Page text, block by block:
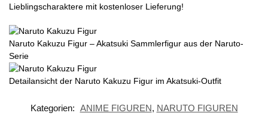
Lieblingscharaktere mit kostenloser Lieferung!
Naruto Kakuzu Figur – Akatsuki Sammlerfigur aus der Naruto-
Serie
Detailansicht der Naruto Kakuzu Figur im Akatsuki-Outfit
Kategorien: ANIME FIGUREN, NARUTO FIGUREN